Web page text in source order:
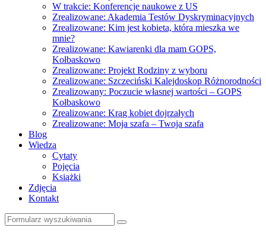
W trakcie: Konferencje naukowe z US
Zrealizowane: Akademia Testów Dyskryminacyjnych
Zrealizowane: Kim jest kobieta, która mieszka we
mnie?
Zrealizowane: Kawiarenki dla mam GOPS,
Kołbaskowo
Zrealizowane: Projekt Rodziny z wyboru
Zrealizowane: Szczeciński Kalejdoskop Różnorodności
Zrealizowany: Poczucie własnej wartości – GOPS
Kołbaskowo
Zrealizowane: Krąg kobiet dojrzałych
Zrealizowane: Moja szafa – Twoja szafa
Blog
Wiedza
Cytaty
Pojęcia
Książki
Zdjęcia
Kontakt
Szukaj